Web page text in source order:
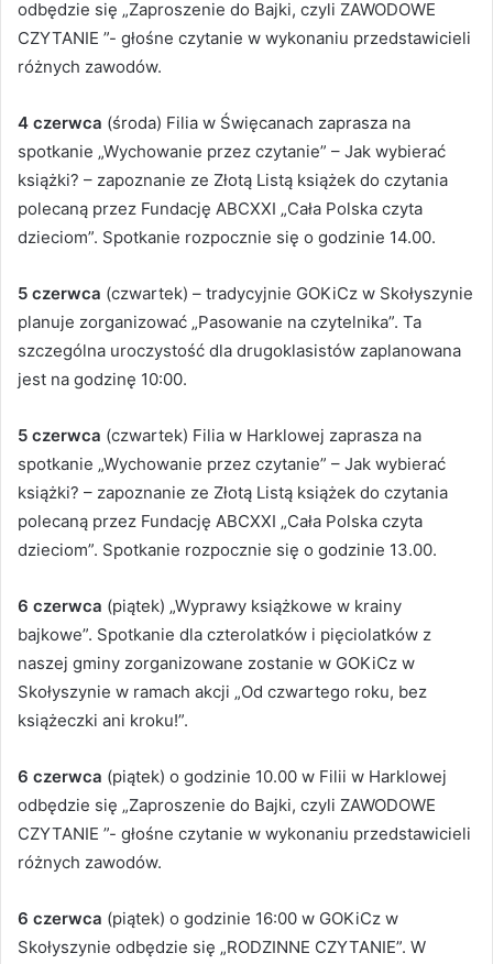
odbędzie się „Zaproszenie do Bajki, czyli ZAWODOWE
CZYTANIE ”- głośne czytanie w wykonaniu przedstawicieli
różnych zawodów.
4 czerwca (środa) Filia w Święcanach zaprasza na
spotkanie „Wychowanie przez czytanie” – Jak wybierać
książki? – zapoznanie ze Złotą Listą książek do czytania
polecaną przez Fundację ABCXXI „Cała Polska czyta
dzieciom”. Spotkanie rozpocznie się o godzinie 14.00.
5 czerwca (czwartek) – tradycyjnie GOKiCz w Skołyszynie
planuje zorganizować „Pasowanie na czytelnika”. Ta
szczególna uroczystość dla drugoklasistów zaplanowana
jest na godzinę 10:00.
5 czerwca (czwartek) Filia w Harklowej zaprasza na
spotkanie „Wychowanie przez czytanie” – Jak wybierać
książki? – zapoznanie ze Złotą Listą książek do czytania
polecaną przez Fundację ABCXXI „Cała Polska czyta
dzieciom”. Spotkanie rozpocznie się o godzinie 13.00.
6 czerwca (piątek) „Wyprawy książkowe w krainy
bajkowe”. Spotkanie dla czterolatków i pięciolatków z
naszej gminy zorganizowane zostanie w GOKiCz w
Skołyszynie w ramach akcji „Od czwartego roku, bez
książeczki ani kroku!”.
6 czerwca (piątek) o godzinie 10.00 w Filii w Harklowej
odbędzie się „Zaproszenie do Bajki, czyli ZAWODOWE
CZYTANIE ”- głośne czytanie w wykonaniu przedstawicieli
różnych zawodów.
6 czerwca (piątek) o godzinie 16:00 w GOKiCz w
Skołyszynie odbędzie się „RODZINNE CZYTANIE”. W